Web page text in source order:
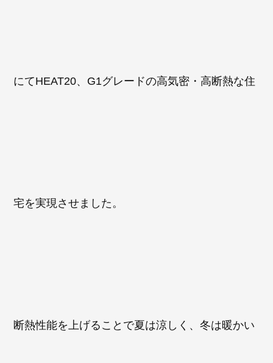
にてHEAT20、G1グレードの高気密・高断熱な住
宅を実現させました。
断熱性能を上げることで夏は涼しく、冬は暖かい